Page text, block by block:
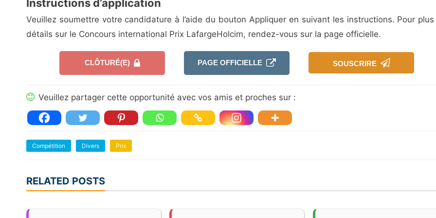
Instructions d’application
Veuillez soumettre votre candidature à l’aide du bouton Appliquer en suivant les instructions. Pour
détails sur le Concours international Prix LafargeHolcim, rendez-vous sur la page officielle.
CLÔTURÉ(E) PAGE OFFICIELLE SOUSCRIRE
Veuillez partager cette opportunité avec vos amis et proches sur :
Compétition Divers Prix
RELATED POSTS